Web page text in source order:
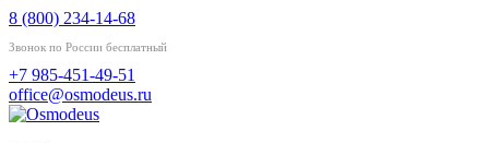
8 (800) 234-14-68
Звонок по России бесплатный
+7 985-451-49-51
office@osmodeus.ru